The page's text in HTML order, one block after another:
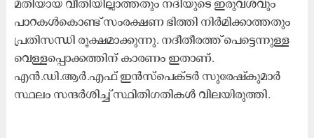
മതിയായ വീതിയില്ലാത്തതും നദിയുടെ ഇരുവശവും
പാറകൾകൊണ്ട് സംരക്ഷണ ഭിത്തി നിർമിക്കാത്തതും
പ്രതിസന്ധി രൂക്ഷമാക്കുന്നു. നദീതീരത്ത് പെട്ടെന്നുള്ള
വെള്ളപ്പൊക്കത്തിന് കാരണം ഇതാണ്.
എൻ.ഡി.ആർ.എഫ് ഇൻസ്പെക്ടർ സുരേഷ്കുമാർ
സ്ഥലം സന്ദർശിച്ച് സ്ഥിതിഗതികൾ വിലയിരുത്തി.